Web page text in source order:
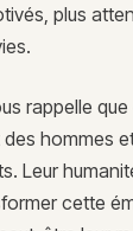
plus
rappelle
hommes
Leur
cette